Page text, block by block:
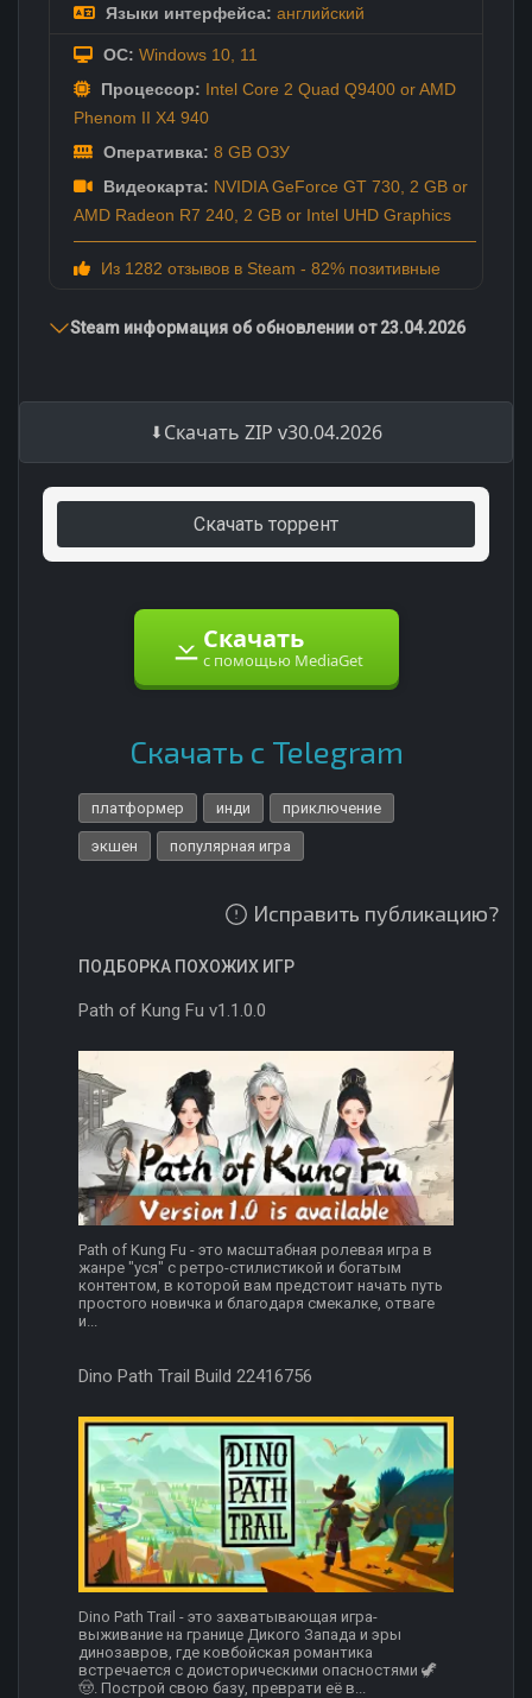
Языки интерфейса: английский
ОС: Windows 10, 11
Процессор: Intel Core 2 Quad Q9400 or AMD
Phenom II X4 940
Оперативка: 8 GB ОЗУ
Видеокарта: NVIDIA GeForce GT 730, 2 GB or
AMD Radeon R7 240, 2 GB or Intel UHD Graphics
Из 1282 отзывов в Steam - 82% позитивные
Steam информация об обновлении от 23.04.2026
Скачать ZIP v30.04.2026
Скачать торрент
Скачать
с помощью MediaGet
Скачать с Telegram
платформер инди приключение
экшен популярная игра
Исправить публикацию?
ПОДБОРКА ПОХОЖИХ ИГР
Path of Kung Fu v1.1.0.0
Path of Kung Fu - это масштабная ролевая игра в
жанре "уся" с ретро-стилистикой и богатым
контентом, в которой вам предстоит начать путь
простого новичка и благодаря смекалке, отваге
и...
Dino Path Trail Build 22416756
Dino Path Trail - это захватывающая игра-
выживание на границе Дикого Запада и эры
динозавров, где ковбойская романтика
встречается с доисторическими опасностями 🦖
🤠. Построй свою базу, преврати её в...